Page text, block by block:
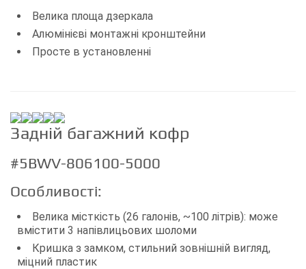
Велика площа дзеркала
Алюмінієві монтажні кронштейни
Просте в установленні
Задній багажний кофр
#5BWV-806100-5000
Особливості:
Велика місткість (26 галонів, ~100 літрів): може
вмістити 3 напівлицьових шоломи
Кришка з замком, стильний зовнішній вигляд,
міцний пластик